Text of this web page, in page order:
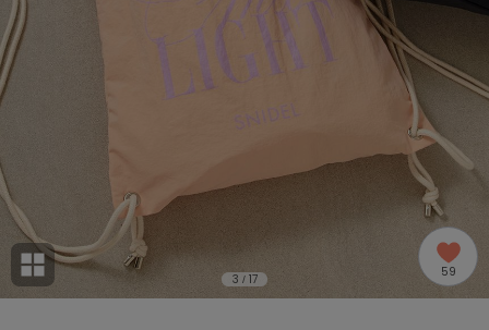
(2005)
リー (664)
ョン雑貨 (865)
adidas
アディダス
アディダス バイ ステラマッカートニー
アマブロ
Ame no chi Hare
アメノチハレ
3 / 17 59